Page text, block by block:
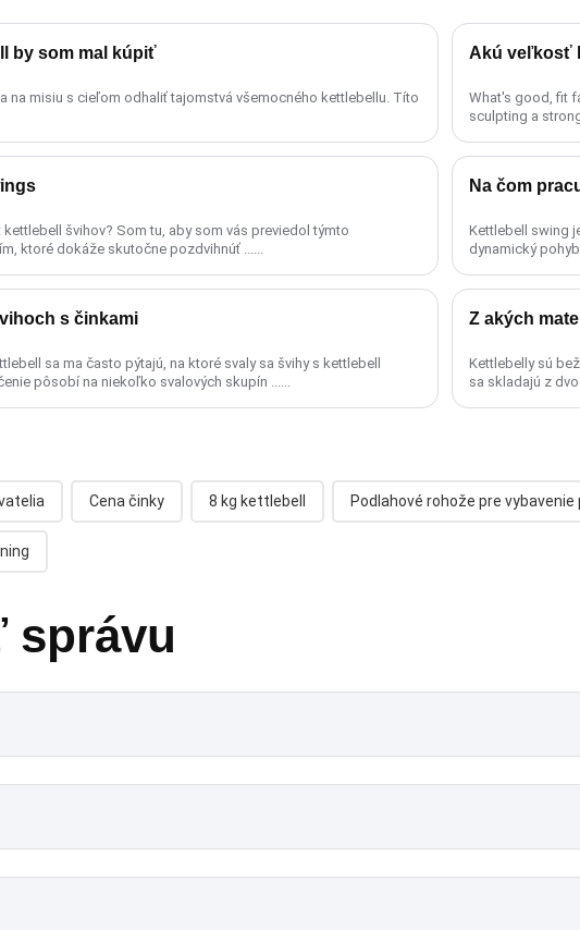
by som mal kúpiť
na misiu s cieľom odhaliť tajomstvá všemocného kettlebellu. Títo
Akú veľkosť
What's good, fit fam? Let's talk kettlebells today! These bad boys are the
sculpting a
švihov? Som tu, aby som vás previedol týmto
ktoré dokáže skutočne pozdvihnúť ......
Na čom
Kettlebell swing
dynamický
s činkami
sa ma často pýtajú, na ktoré svaly sa švihy s kettlebell
pôsobí na niekoľko svalových skupín ......
Z akých
Kettlebelly sú
sa skladajú z
Cena činky 8 kg kettlebell Podlahové rohože pre vybavenie
správu